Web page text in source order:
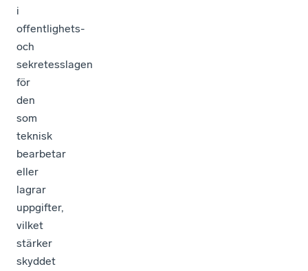
i
offentlighets-
och
sekretesslagen
för
den
som
teknisk
bearbetar
eller
lagrar
uppgifter,
vilket
stärker
skyddet